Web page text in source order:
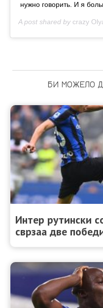
нужно говорить. И я
A post shared by crazy
БИ МОЖЕЛО
Интер рутински
сврзаа две